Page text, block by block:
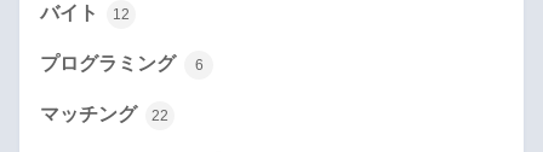
バイト 12
プログラミング 6
マッチング 22